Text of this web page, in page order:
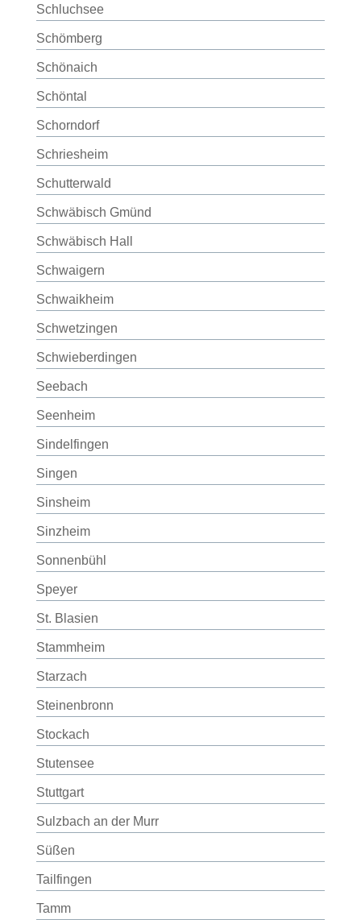
Schluchsee
Schömberg
Schönaich
Schöntal
Schorndorf
Schriesheim
Schutterwald
Schwäbisch Gmünd
Schwäbisch Hall
Schwaigern
Schwaikheim
Schwetzingen
Schwieberdingen
Seebach
Seenheim
Sindelfingen
Singen
Sinsheim
Sinzheim
Sonnenbühl
Speyer
St. Blasien
Stammheim
Starzach
Steinenbronn
Stockach
Stutensee
Stuttgart
Sulzbach an der Murr
Süßen
Tailfingen
Tamm